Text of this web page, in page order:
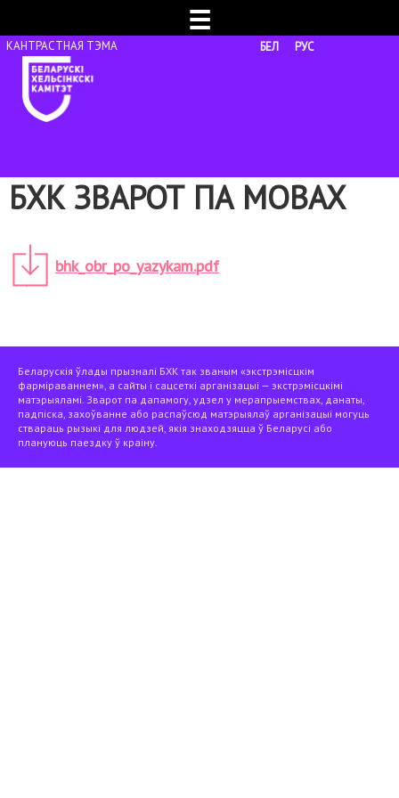
☰
БЕЛ РУС
БХК ЗВАРОТ ПА МОВАХ
bhk_obr_po_yazykam.pdf
Беларускія ўлады прызналі БХК так званым «экстрэмісцкім
фарміраваннем», а сайты і сацсеткі арганізацыі — экстрэмісцкімі
матэрыяламі. Зварот па дапамогу, удзел у мерапрыемствах, данаты,
падпіска, захоўванне або распаўсюд матэрыялаў арганізацыі могуць
ствараць рызыкі для людзей, якія знаходзяцца ў Беларусі або
плануюць паездку ў краіну.